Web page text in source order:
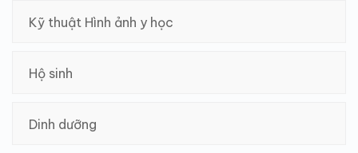
Kỹ thuật Hình ảnh y học
Hộ sinh
Dinh dưỡng